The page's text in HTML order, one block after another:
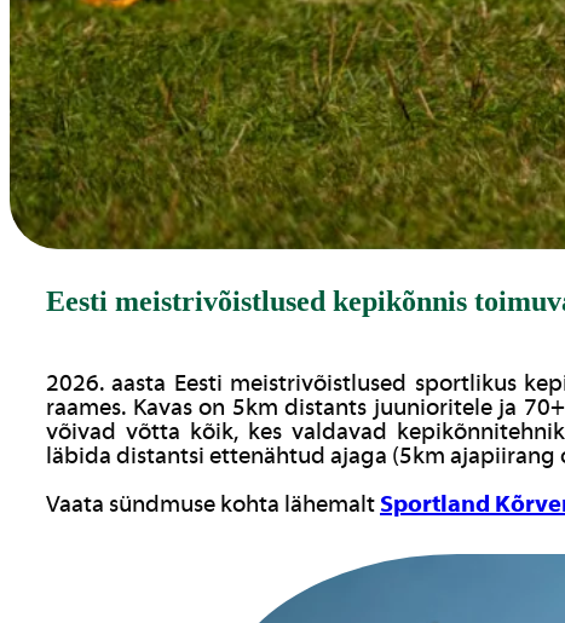
Eesti meistrivõistlused kepikõnnis
2026. aasta Eesti meistrivõistlused sportlikus
raames. Kavas on 5km distants juunioritele ja
võivad võtta kõik, kes valdavad
läbida distantsi ettenähtud ajaga (5km ajapiirang
Vaata sündmuse kohta lähemalt Sportland